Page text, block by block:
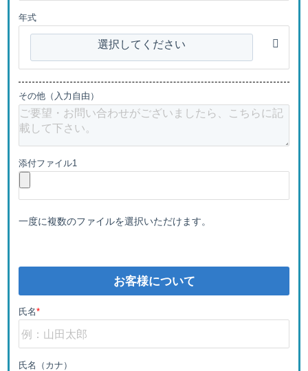
年式
選択してください
その他（入力自由）
添付ファイル1
一度に複数のファイルを選択いただけます。
お客様について
氏名*
氏名（カナ）